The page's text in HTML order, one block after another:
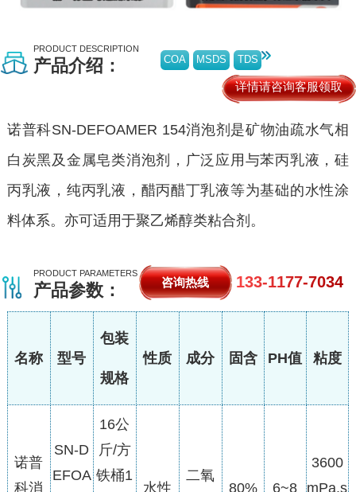
PRODUCT DESCRIPTION
产品介绍： COA MSDS TDS
详情请咨询客服领取
诺普科SN-DEFOAMER 154消泡剂是矿物油疏水气相
白炭黑及金属皂类消泡剂，广泛应用与苯丙乳液，硅
丙乳液，纯丙乳液，醋丙醋丁乳液等为基础的水性涂
料体系。亦可适用于聚乙烯醇类粘合剂。
PRODUCT PARAMETERS
产品参数： 咨询热线 133-1177-7034
名称 型号
包装
规格
性质 成分 固含 PH值 粘度
诺普
科消
SN-D
EFOA
16公
斤/方
铁桶1
水性
二氧
80%
6~8
3600
mPa.s